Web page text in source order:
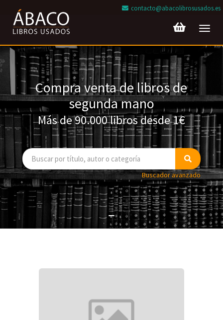
contacto@abacolibrosusados.es
Compra venta de libros de
segunda mano
Más de 90.000 libros desde 1€
Buscador avanzado